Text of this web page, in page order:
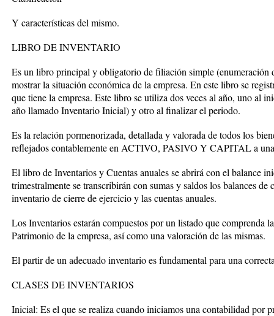
Y características del mismo.
LIBRO DE INVENTARIO
Es un libro principal y obligatorio de filiación simple (enumeración
mostrar la situación económica de la empresa. En este libro se
que tiene la empresa. Este libro se utiliza dos veces al año, uno al
año llamado Inventario Inicial) y otro al finalizar el periodo.
Es la relación pormenorizada, detallada y valorada de todos los
reflejados contablemente en ACTIVO, PASIVO Y CAPITAL a
El libro de Inventarios y Cuentas anuales se abrirá con el balance
trimestralmente se transcribirán con sumas y saldos los balances
inventario de cierre de ejercicio y las cuentas anuales.
Los Inventarios estarán compuestos por un listado que comprenda
Patrimonio de la empresa, así como una valoración de las mismas.
El partir de un adecuado inventario es fundamental para una
CLASES DE INVENTARIOS
Inicial: Es el que se realiza cuando iniciamos una contabilidad por